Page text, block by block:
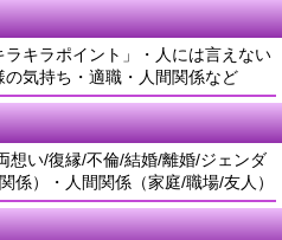
キラポイント」・人には言えない
気持ち・適職・人間関係など
想い/復縁/不倫/結婚/離婚/ジェンダ
係）・人間関係（家庭/職場/友人）